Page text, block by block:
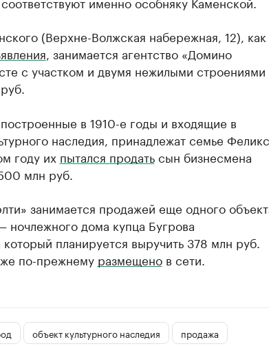
(Верхне-Волжская набережная, 12), как
, занимается агентство «Домино
с участком и двумя нежилыми строениями
в 1910-е годы и входящие в
наследия, принадлежат семье
году их пытался продатьсын бизнесмена
млн руб.
занимается продажей еще одного
ночлежного дома купца Бугрова
планируется выручить 378 млн руб.
по-прежнему размещенов сети.
объект культурного наследия продажа